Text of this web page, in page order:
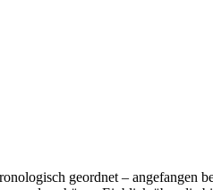
geordnet – angefangen